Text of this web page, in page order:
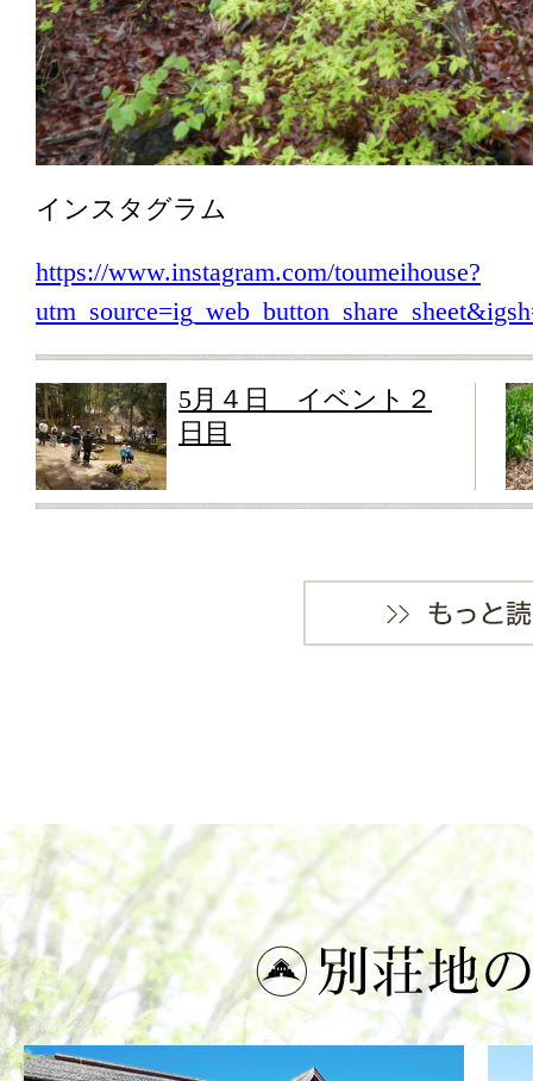
インスタグラム
https://www.instagram.com/toumeihouse?
5月４日 イベント２
日目